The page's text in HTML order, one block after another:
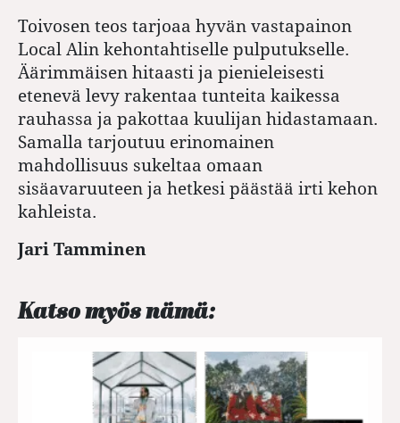
Toivosen teos tarjoaa hyvän vastapainon
Local Alin kehontahtiselle pulputukselle.
Äärimmäisen hitaasti ja pienieleisesti
etenevä levy rakentaa tunteita kaikessa
rauhassa ja pakottaa kuulijan hidastamaan.
Samalla tarjoutuu erinomainen
mahdollisuus sukeltaa omaan
sisäavaruuteen ja hetkesi päästää irti kehon
kahleista.
Jari Tamminen
Katso myös nämä: